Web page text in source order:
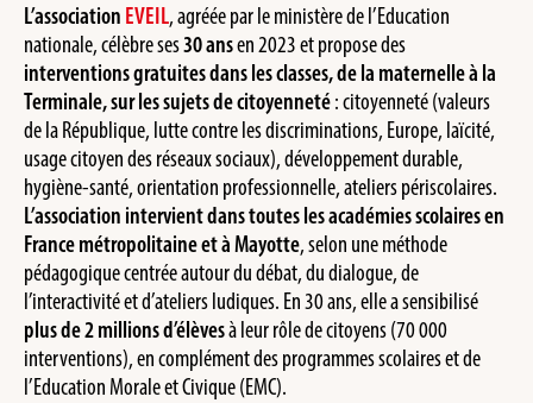
L’association EVEIL, agréée par le ministère de l’Education
nationale, célèbre ses30 ansen 2023 et propose des
interventions gratuites dans les classes, de la maternelle à la
Terminale, sur les sujets de citoyenneté: citoyenneté (valeurs
de la République, lutte contre les discriminations, Europe, laïcité,
usage citoyen des réseaux sociaux), développement durable,
hygiène-santé, orientation professionnelle, ateliers périscolaires.
L’association intervient dans toutes les académies scolaires en
France métropolitaine et à Mayotte, selon une méthode
pédagogique centrée autour du débat, du dialogue, de
l’interactivité et d’ateliers ludiques. En 30 ans, elle a sensibilisé
plus de 2 millions d’élèvesà leur rôle de citoyens (70 000
interventions), en complément des programmes scolaires et de
l’Education Morale et Civique (EMC).